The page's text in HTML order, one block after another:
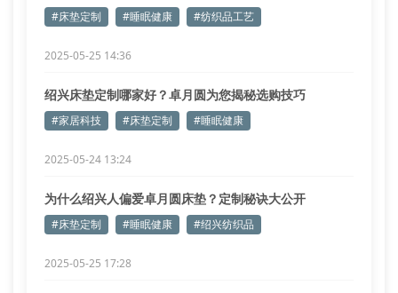
#床垫定制 #睡眠健康 #纺织品工艺
2025-05-25 14:36
绍兴床垫定制哪家好？卓月圆为您揭秘选购技巧
#家居科技 #床垫定制 #睡眠健康
2025-05-24 13:24
为什么绍兴人偏爱卓月圆床垫？定制秘诀大公开
#床垫定制 #睡眠健康 #绍兴纺织品
2025-05-25 17:28